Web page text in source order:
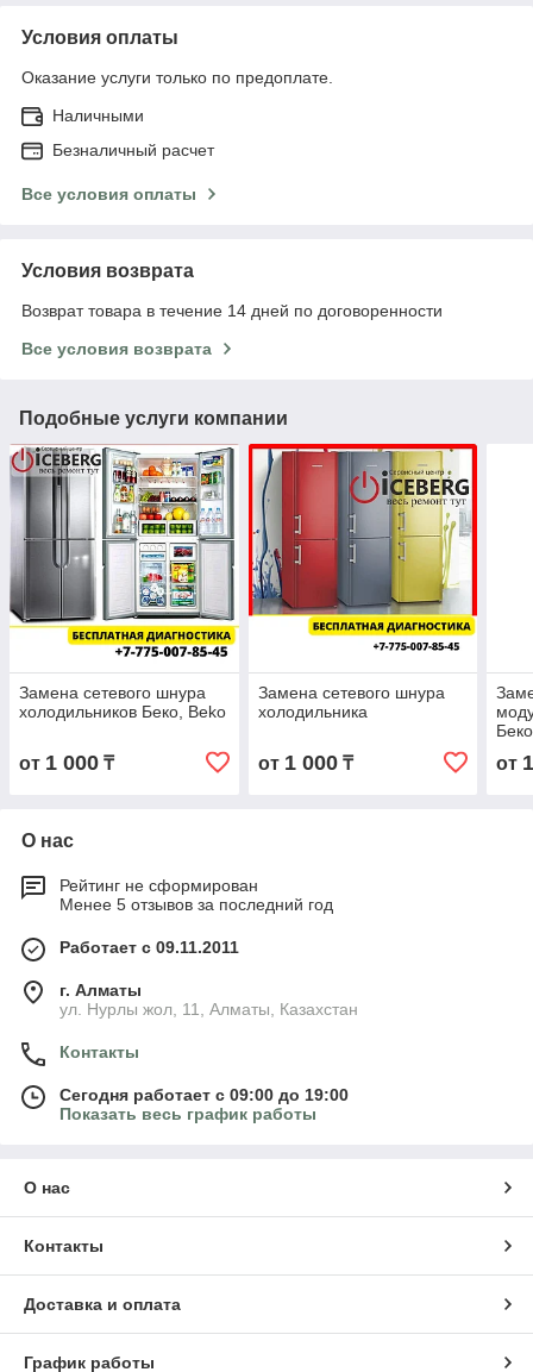
Условия оплаты
Оказание услуги только по предоплате.
Наличными
Безналичный расчет
Все условия оплаты
Условия возврата
Возврат товара в течение 14 дней по договоренности
Все условия возврата
Подобные услуги компании
Замена сетевого шнура
холодильников Беко, Beko
от 1 000 ₸
Замена сетевого шнура
холодильника
от 1 000₸ от
О нас
Рейтинг не сформирован
Менее 5 отзывов за последний год
Работает с 09.11.2011
г. Алматы
ул. Нурлы жол, 11, Алматы, Казахстан
Контакты
Сегодня работает с 09:00 до 19:00
Показать весь график работы
О нас
Контакты
Доставка и оплата
График работы